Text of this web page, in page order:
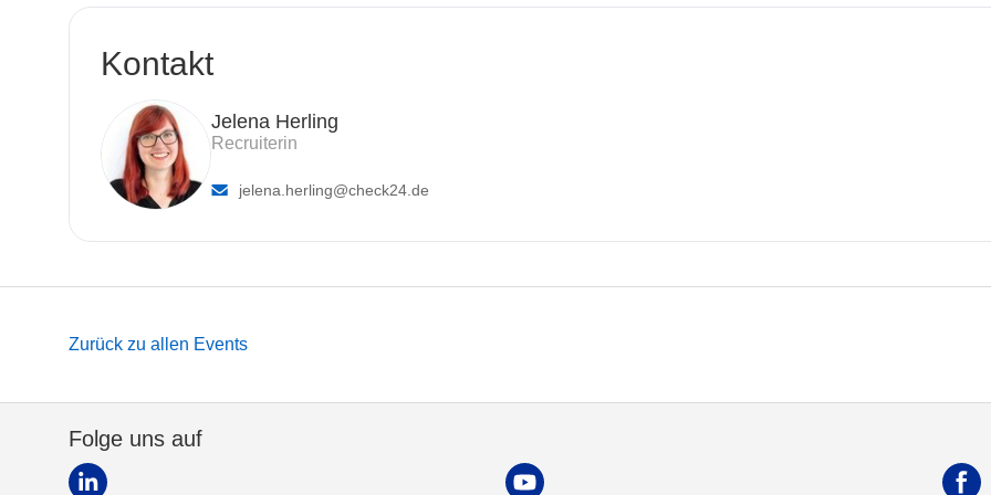
Kontakt
Jelena Herling
Recruiterin
jelena.herling@check24.de
Zurück zu allen Events
Folge uns auf